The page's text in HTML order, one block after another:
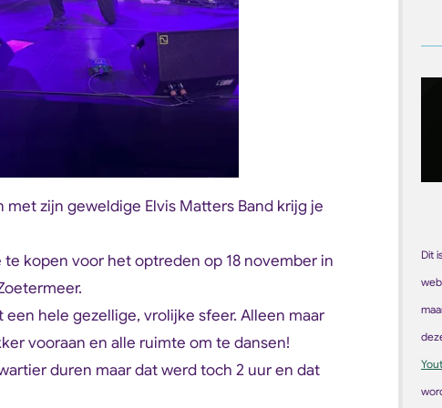
met zijn geweldige Elvis Matters Band krijg je
kopen voor het optreden op 18 november in
hele gezellige, vrolijke sfeer. Alleen maar
vooraan en alle ruimte om te dansen!
duren maar dat werd toch 2 uur en dat
Dit